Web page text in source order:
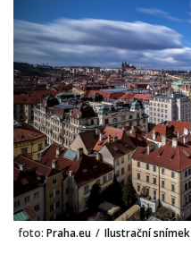
foto: Praha.eu / Ilustrační snímek